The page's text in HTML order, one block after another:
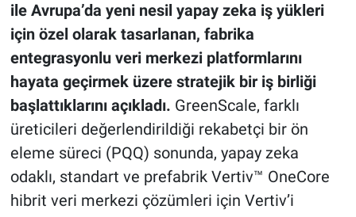
ile Avrupa’da yeni nesil yapay zeka iş yükleri
için özel olarak tasarlanan, fabrika
entegrasyonlu veri merkezi platformlarını
hayata geçirmek üzere stratejik bir iş birliği
başlattıklarını açıkladı. GreenScale, farklı
üreticileri değerlendirildiği rekabetçi bir ön
eleme süreci (PQQ) sonunda, yapay zeka
odaklı, standart ve prefabrik Vertiv™ OneCore
hibrit veri merkezi çözümleri için Vertiv’i